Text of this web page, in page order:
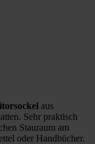
aus
Sehr praktisch
Stauraum am
oder Handbücher.